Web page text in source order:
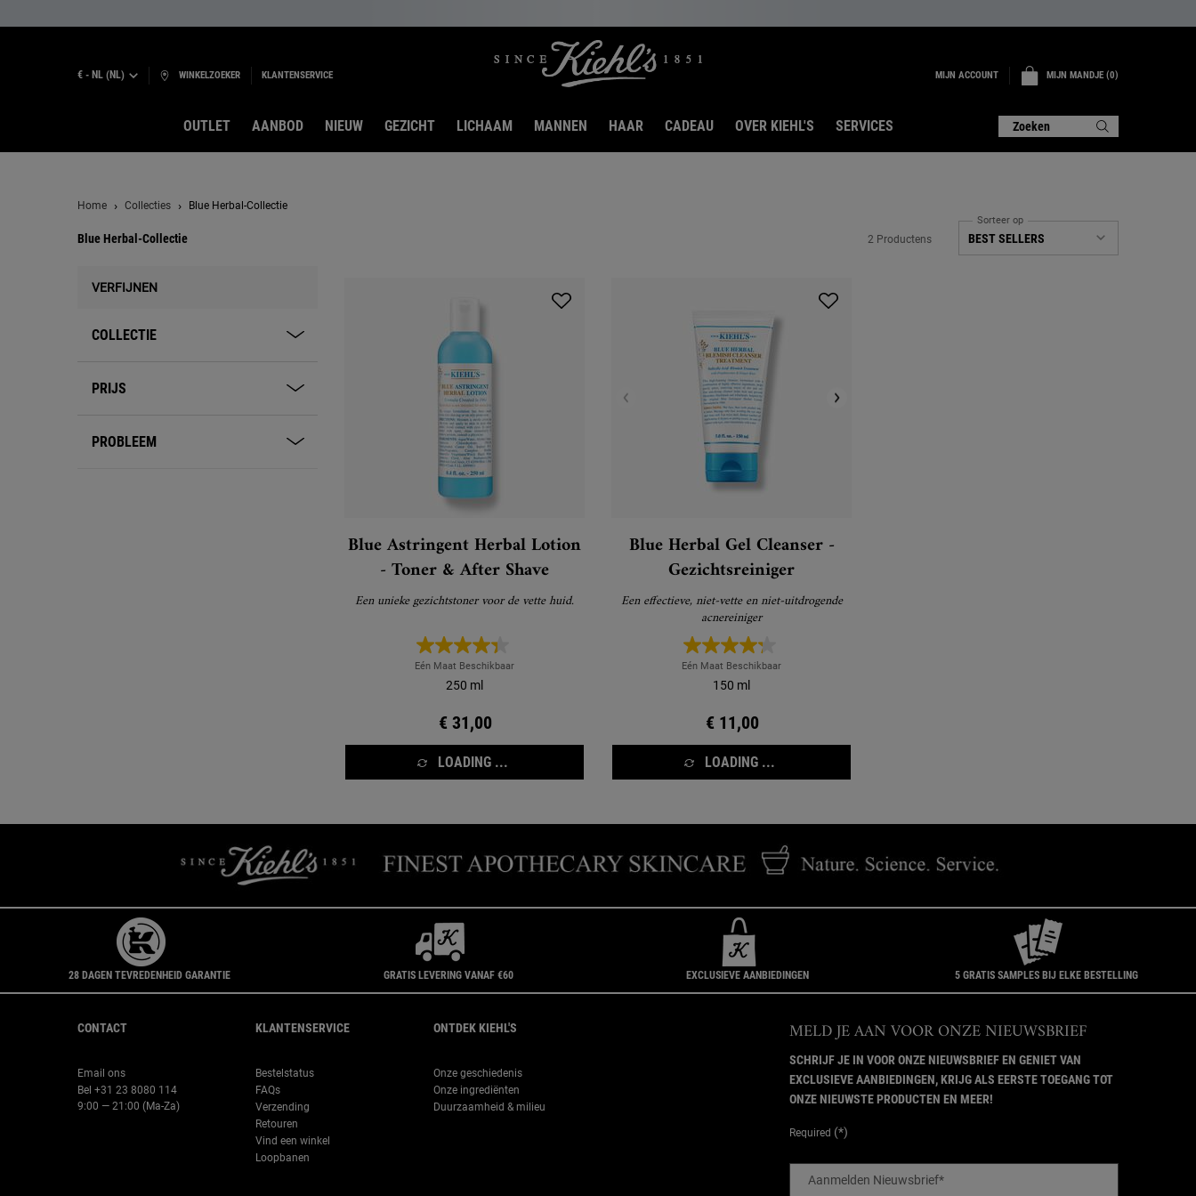
€ - NL (NL) WINKELZOEKER KLANTENSERVICE MIJN ACCOUNT MIJN MANDJE 0
0 PRODUCT
OUTLET AANBOD NIEUW GEZICHT LICHAAM MANNEN HAAR CADEAU OVER KIEHL'S SERVICES Zoeken
Home Collecties Blue Herbal-Collectie
Blue Herbal-Collectie 2 Productens
Sorteer op
VERFIJNEN
COLLECTIE
PRIJS
PROBLEEM
Blue Astringent Herbal Lotion
- Toner & After Shave
Een unieke gezichtstoner voor de vette huid.
Eén Maat Beschikbaar
250 ml
€ 31,00
LOADING ...
Blue Herbal Gel Cleanser -
Gezichtsreiniger
Een effectieve, niet-vette en niet-uitdrogende
acnereiniger
Eén Maat Beschikbaar
150 ml
€ 11,00
LOADING ...
28 DAGEN TEVREDENHEID GARANTIE GRATIS LEVERING VANAF €60 EXCLUSIEVE AANBIEDINGEN 5 GRATIS SAMPLES BIJ ELKE BESTELLING
CONTACT
Email ons
Bel +31 23 8080 114
9:00 — 21:00 (Ma-Za)
KLANTENSERVICE
Bestelstatus
FAQs
Verzending
Retouren
Vind een winkel
Loopbanen
ONTDEK KIEHL'S
Onze geschiedenis
Onze ingrediënten
Duurzaamheid & milieu
MELD JE AAN VOOR ONZE NIEUWSBRIEF
SCHRIJF JE IN VOOR ONZE NIEUWSBRIEF EN GENIET VAN
EXCLUSIEVE AANBIEDINGEN, KRIJG ALS EERSTE TOEGANG TOT
ONZE NIEUWSTE PRODUCTEN EN MEER!
Required (*)
Aanmelden Nieuwsbrief*